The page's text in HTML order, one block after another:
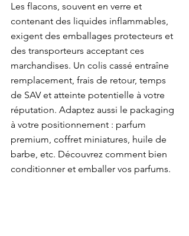
Les flacons, souvent en verre et
contenant des liquides inflammables,
exigent des emballages protecteurs et
des transporteurs acceptant ces
marchandises. Un colis cassé entraîne
remplacement, frais de retour, temps
de SAV et atteinte potentielle à votre
réputation. Adaptez aussi le packaging
à votre positionnement : parfum
premium, coffret miniatures, huile de
barbe, etc. Découvrez comment bien
conditionner et emballer vos parfums.